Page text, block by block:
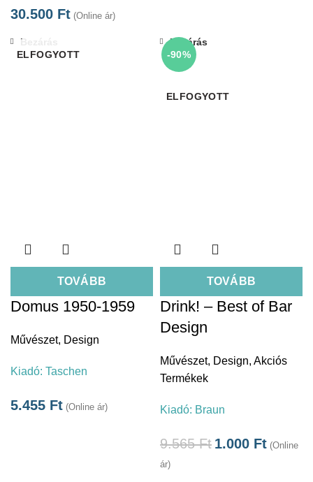
30.500 Ft (Online ár)
ELFOGYOTT
TOVÁBB
Bezárás
Domus 1950-1959
Művészet, Design
Kiadó: Taschen
5.455 Ft (Online ár)
-90%
ELFOGYOTT
TOVÁBB
Bezárás
Drink! – Best of Bar
Design
Művészet, Design, Akciós
Termékek
Kiadó: Braun
9.565Ft 1.000 Ft (Online
ár)